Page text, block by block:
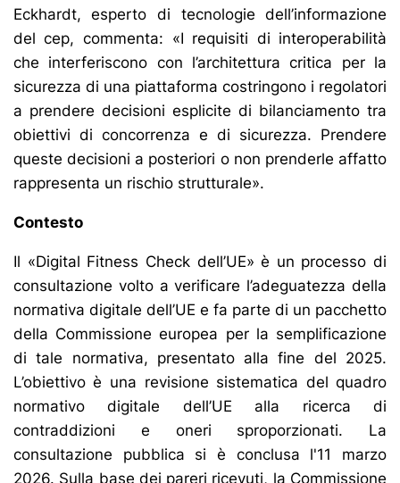
Eckhardt, esperto di tecnologie dell’informazione
del cep, commenta: «I requisiti di interoperabilità
che interferiscono con l’architettura critica per la
sicurezza di una piattaforma costringono i regolatori
a prendere decisioni esplicite di bilanciamento tra
obiettivi di concorrenza e di sicurezza. Prendere
queste decisioni a posteriori o non prenderle affatto
rappresenta un rischio strutturale».
Contesto
Il «Digital Fitness Check dell’UE» è un processo di
consultazione volto a verificare l’adeguatezza della
normativa digitale dell’UE e fa parte di un pacchetto
della Commissione europea per la semplificazione
di tale normativa, presentato alla fine del 2025.
L’obiettivo è una revisione sistematica del quadro
normativo digitale dell’UE alla ricerca di
contraddizioni e oneri sproporzionati. La
consultazione pubblica si è conclusa l'11 marzo
2026. Sulla base dei pareri ricevuti, la Commissione